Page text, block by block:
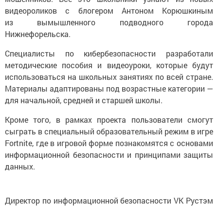
видеороликов с блогером Антоном Корюшкиным
из вымышленного подводного города
Нижнефорельска.
Специалисты по кибербезопасности разработали
методические пособия и видеоуроки, которые будут
использоваться на школьных занятиях по всей стране.
Материалы адаптированы под возрастные категории —
для начальной, средней и старшей школы.
Кроме того, в рамках проекта пользователи смогут
сыграть в специальный образовательный режим в игре
Fortnite, где в игровой форме познакомятся с основами
информационной безопасности и принципами защиты
данных.
Директор по информационной безопасности VK Рустэм